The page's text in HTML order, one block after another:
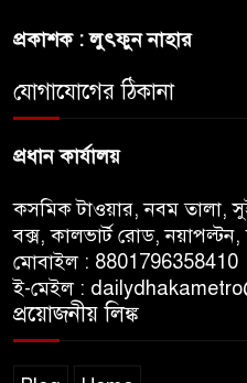
প্রকাশক : লুৎফুন নাহার
যোগাযোগের ঠিকানা
প্রধান কার্যালয়
কসমিক টাওয়ার, নবম তালা,
বক্স, কালভার্ট রোড, নয়াপল্টন,
মোবাইল : 8801796358410
ই-মেইল :
প্রয়োজনীয় লিঙ্ক